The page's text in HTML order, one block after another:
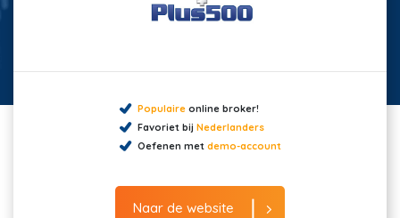
Populaireonline broker!
Favoriet bij Nederlanders
Oefenen met demo-account
Naar de website